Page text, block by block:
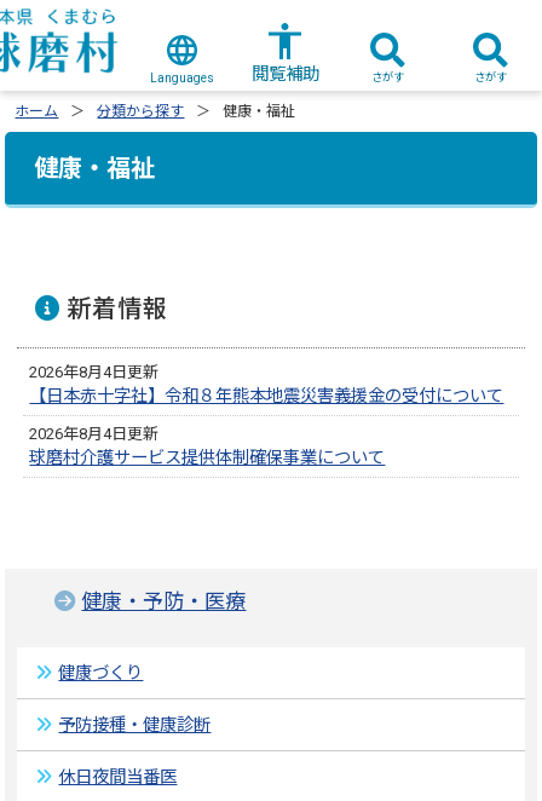
Languages 閲覧補助 さがす さがす
ホーム 分類から探す 健康・福祉
健康・福祉
新着情報
2026年8月4日更新
【日本赤十字社】令和８年熊本地震災害義援金の受付について
2026年8月4日更新
球磨村介護サービス提供体制確保事業について
健康・予防・医療
健康づくり
予防接種・健康診断
休日夜間当番医